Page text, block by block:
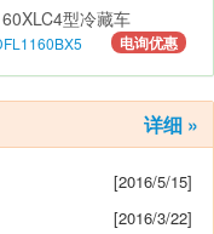
型冷藏车
电询优惠
详细 »
[2016/5/15]
[2016/3/22]